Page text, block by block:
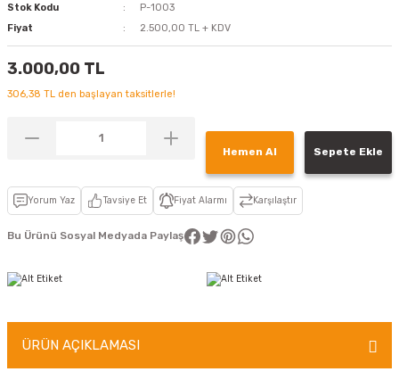
Stok Kodu
P-1003
Fiyat
2.500,00 TL + KDV
3.000,00 TL
306,38 TL den başlayan taksitlerle!
Hemen Al Sepete Ekle
Yorum Yaz Tavsiye Et Fiyat Alarmı Karşılaştır
Bu Ürünü Sosyal Medyada Paylaş
ÜRÜN AÇIKLAMASI